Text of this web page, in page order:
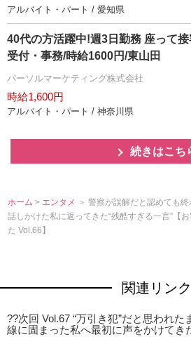
アルバイト・パート / 愛知県
40代の方活躍中!週3日勤務 座って
受付・事務/時給1600円/東山田
パーソルマーケティング株式会社
時給1,600円
アルバイト・パート / 神奈川県
続きはこち
ホーム > エンタメ ＞ 警察が誤解だと認めても
話しかけた私に返ってきた“残酷すぎる一言”【
た Vol.66】
関連リンク
??次回 Vol.67 “万引き犯”だと思われ
線に固まった私へ最初に声をかけてき